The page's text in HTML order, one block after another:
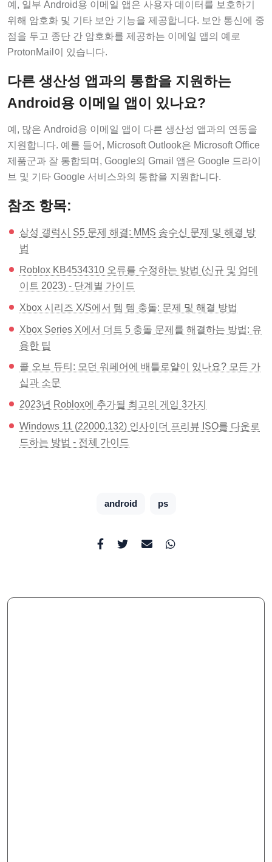
예, 일부 Android용 이메일 앱은 사용자 데이터를 보호하기
위해 암호화 및 기타 보안 기능을 제공합니다. 보안 통신에 중
점을 두고 종단 간 암호화를 제공하는 이메일 앱의 예로
ProtonMail이 있습니다.
다른 생산성 앱과의 통합을 지원하는
Android용 이메일 앱이 있나요?
예, 많은 Android용 이메일 앱이 다른 생산성 앱과의 연동을
지원합니다. 예를 들어, Microsoft Outlook은 Microsoft Office
제품군과 잘 통합되며, Google의 Gmail 앱은 Google 드라이
브 및 기타 Google 서비스와의 통합을 지원합니다.
참조 항목:
삼성 갤럭시 S5 문제 해결: MMS 송수신 문제 및 해결 방
법
Roblox KB4534310 오류를 수정하는 방법 (신규 및 업데
이트 2023) - 단계별 가이드
Xbox 시리즈 X/S에서 템 템 충돌: 문제 및 해결 방법
Xbox Series X에서 더트 5 충돌 문제를 해결하는 방법: 유
용한 팁
콜 오브 듀티: 모던 워페어에 배틀로얄이 있나요? 모든 가
십과 소문
2023년 Roblox에 추가될 최고의 게임 3가지
Windows 11 (22000.132) 인사이더 프리뷰 ISO를 다운로
드하는 방법 - 전체 가이드
android ps